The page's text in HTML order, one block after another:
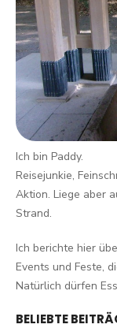
Ich bin Paddy.
Reisejunkie,
Aktion. Liege aber
Strand.
Ich berichte hier
Events und Feste,
Natürlich dürfen
BELIEBTE